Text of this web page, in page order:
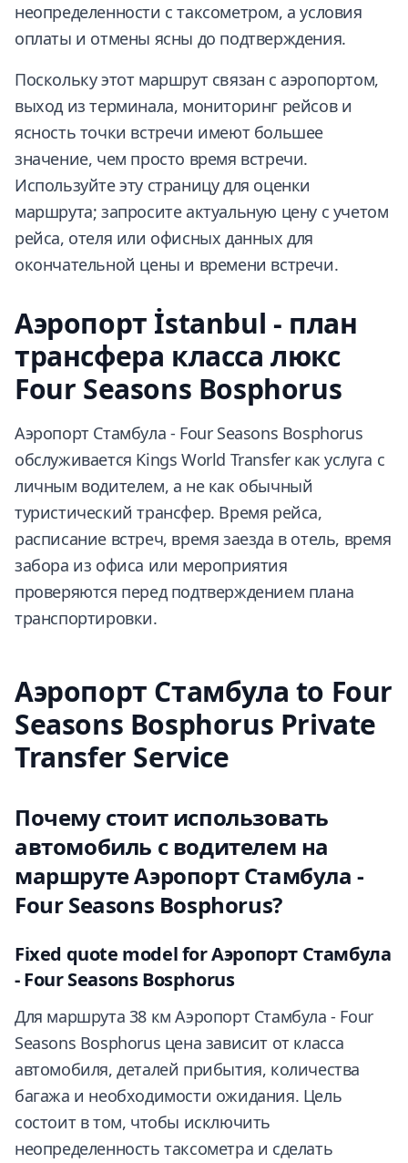
неопределенности с таксометром, а условия
оплаты и отмены ясны до подтверждения.
Поскольку этот маршрут связан с аэропортом,
выход из терминала, мониторинг рейсов и
ясность точки встречи имеют большее
значение, чем просто время встречи.
Используйте эту страницу для оценки
маршрута; запросите актуальную цену с учетом
рейса, отеля или офисных данных для
окончательной цены и времени встречи.
Аэропорт İstanbul - план
трансфера класса люкс
Four Seasons Bosphorus
Аэропорт Стамбула - Four Seasons Bosphorus
обслуживается Kings World Transfer как услуга с
личным водителем, а не как обычный
туристический трансфер. Время рейса,
расписание встреч, время заезда в отель, время
забора из офиса или мероприятия
проверяются перед подтверждением плана
транспортировки.
Аэропорт Стамбула to Four
Seasons Bosphorus Private
Transfer Service
Почему стоит использовать
автомобиль с водителем на
маршруте Аэропорт Стамбула -
Four Seasons Bosphorus?
Fixed quote model for Аэропорт Стамбула
- Four Seasons Bosphorus
Для маршрута 38 км Аэропорт Стамбула - Four
Seasons Bosphorus цена зависит от класса
автомобиля, деталей прибытия, количества
багажа и необходимости ожидания. Цель
состоит в том, чтобы исключить
неопределенность таксометра и сделать